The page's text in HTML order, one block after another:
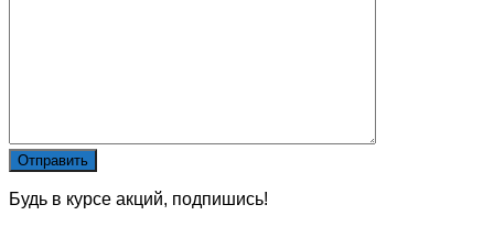
Будь в курсе акций, подпишись!